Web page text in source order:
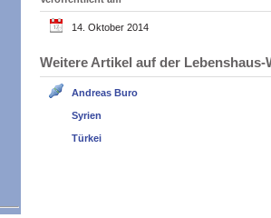
14. Oktober 2014
Weitere Artikel auf der
Andreas Buro
Syrien
Türkei